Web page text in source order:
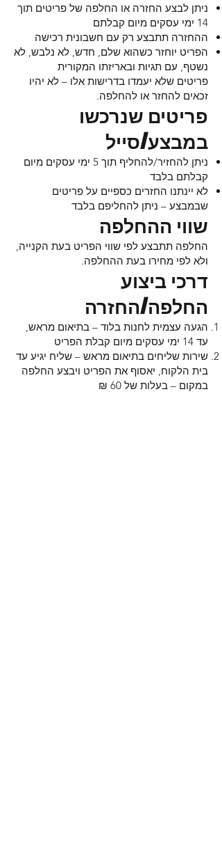
ניתן לבצע החזרה או החלפה של פריטים תוך
14 ימי עסקים מיום קבלתם
ההחזרה תתבצע רק עם חשבונית רכישה
הפריט יוחזר כשהוא שלם, חדש, לא נלבש, לא
נשטף, עם תגיות ובאריזתו המקורית
פריטים שלא יעמדו בדרישות אלו – לא יהיו
זכאים להחזר או להחלפה.
פריטים שנרכשו
במבצע/סייל
ניתן להחזיר/להחליף תוך 5 ימי עסקים מיום
קבלתם בלבד
לא יינתנו החזרים כספיים על פריטים
שבמבצע – ניתן להחליפם בלבד
שווי ההחלפה
החלפה תתבצע לפי שווי הפריט בעת הקנייה,
ולא לפי מחירו בעת ההחלפה.
דרכי ביצוע
החלפה/החזרה
הגעה עצמית לחנות בלוד – בתיאום מראש,
עד 14 ימי עסקים מיום קבלת הפריט
שירות שליחים בתיאום מראש – שליח יגיע עד
בית הלקוח, יאסוף את הפריט ויבצע החלפה
במקום – בעלות של 60 ₪